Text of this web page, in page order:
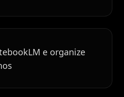
e organize